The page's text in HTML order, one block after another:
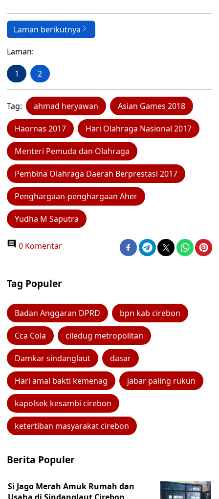
Laman berikutnya
Laman:
1 2
Tag: ahmad heryawan Asian Games 2018
Haornas 2017 Hari Olahraga Nasional 2017
Menteri Pemuda dan Olahraga
Pembina Olahraga Daerah Berprestasi 2017
Penghargaan-penghargaan Aher
Yudha M Saputra
0 Komentar
Tag Populer
Badan Anggaran DPRD bpn kab cirebon
Cca Cola ciledug metropolitan
Damkar sindanglaut dasar
Hari amal bakti kemenag jabar paling rukun
kapolsek kesambi cirebon
ketertiban masyarakat cirebon
Berita Populer
Si Jago Merah Amuk Rumah dan